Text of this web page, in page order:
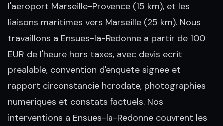
l'aeroport Marseille-Provence (15 km), et les
liaisons maritimes vers Marseille (25 km). Nous
travaillons a Ensues-la-Redonne a partir de 100
EUR de l'heure hors taxes, avec devis ecrit
prealable, convention d'enquete signee et
rapport circonstancie horodate, photographies
numeriques et constats factuels. Nos
interventions a Ensues-la-Redonne couvrent les